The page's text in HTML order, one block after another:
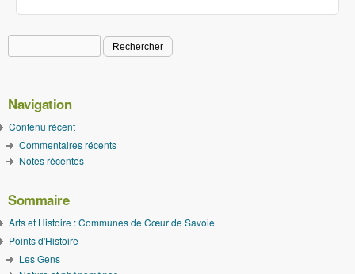
Formulaire de recherche
Navigation
Contenu récent
Commentaires récents
Notes récentes
Sommaire
Arts et Histoire : Communes de Cœur de Savoie
Points d'Histoire
Les Gens